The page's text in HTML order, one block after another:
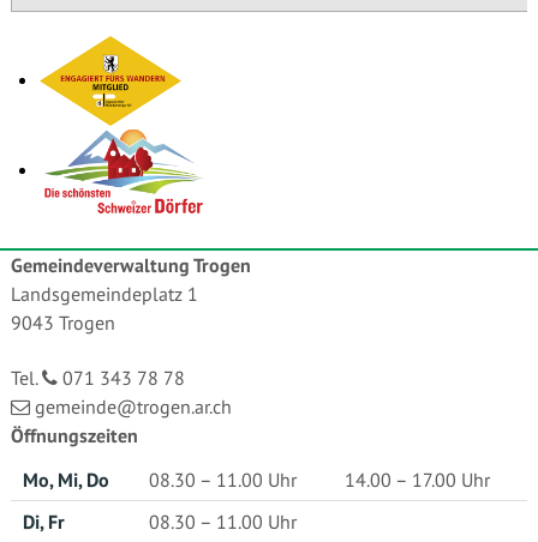
Gemeindeverwaltung Trogen
Landsgemeindeplatz 1
9043 Trogen
Tel.
071 343 78 78
gemeinde@trogen.ar.ch
Öffnungszeiten
Mo, Mi, Do
08.30 – 11.00 Uhr
14.00 – 17.00 Uhr
Di, Fr
08.30 – 11.00 Uhr